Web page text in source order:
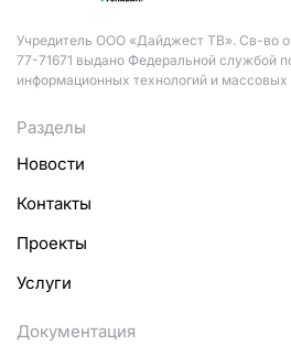
Учредитель ООО «Дайджест ТВ». Св-во
77-71671 выдано Федеральной службой
информационных технологий и массовых
Разделы
Новости
Контакты
Проекты
Услуги
Документация